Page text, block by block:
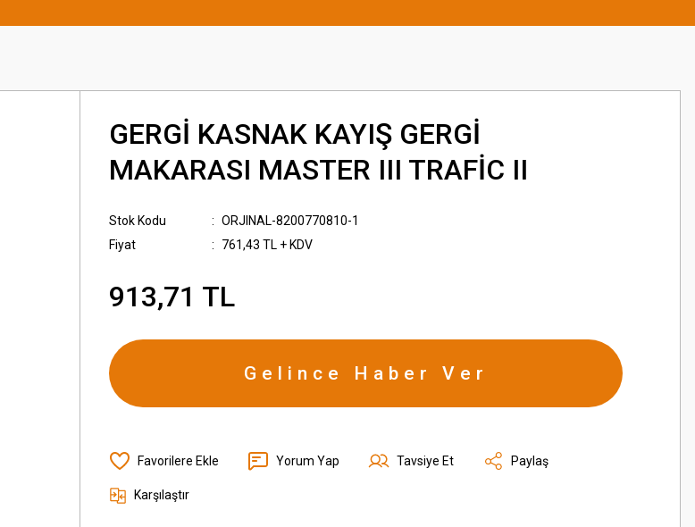
GERGİ KASNAK KAYIŞ GERGİ
MAKARASI MASTER III TRAFİC II
Stok Kodu
ORJINAL-8200770810-1
Fiyat
761,43 TL + KDV
913,71 TL
Gelince Haber Ver
Yorum Yap Tavsiye Et Paylaş
Karşılaştır